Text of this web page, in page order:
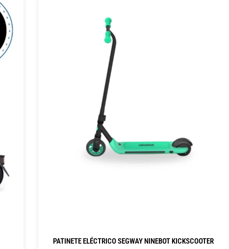
PATINETE ELÉCTRICO SEGWAY NINEBOT KICKSCOOTER